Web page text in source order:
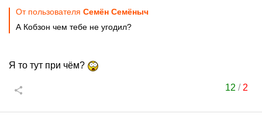
От пользователя Ceмён Семёныч
А Кобзон чем тебе не угодил?
Я то тут при чём?
12 / 2